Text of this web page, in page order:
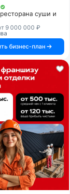
суши и
9 000 000 ₽
бизнес-план